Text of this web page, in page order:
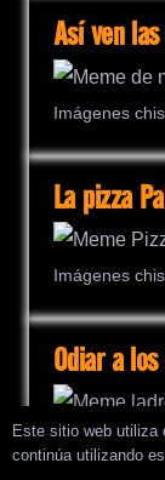
Así ven
Imágenes
La pizza
Imágenes
Odiar a
Este sitio web utiliza
continúa utilizando